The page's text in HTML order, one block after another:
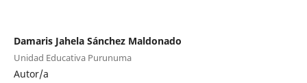
Damaris Jahela Sánchez Maldonado
Unidad Educativa Purunuma
Autor/a